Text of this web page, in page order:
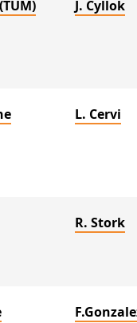
J. Cyllok
L. Cervi
R. Stork